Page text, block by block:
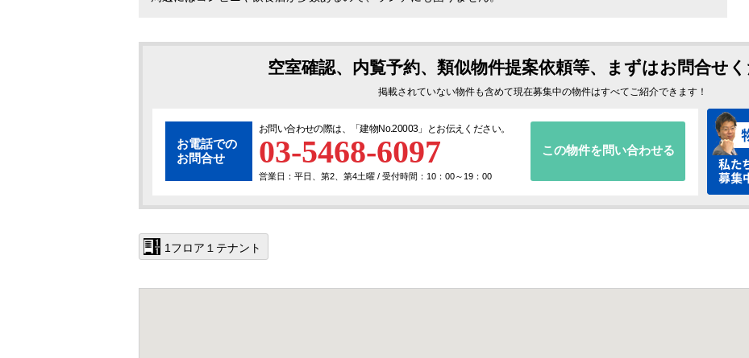
空室確認、内覧予約、類似物件提案依頼等、まずはお問合せく
掲載されていない物件も含めて現在募集中の物件はすべてご紹介できます！
お電話での
お問合せ
お問い合わせの際は、「建物No.20003」とお伝えください。
03-5468-6097
営業日：平日、第2、第4土曜 / 受付時間：10：00～19：00
この物件を問い合わせる
1フロア１テナント